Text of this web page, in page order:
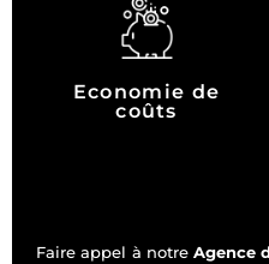
Economie de
coûts
Faire appel à notre Agence